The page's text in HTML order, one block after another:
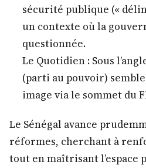
sécurité publique («
un contexte où la
questionnée.
Le Quotidien : Sous
(parti au pouvoir)
image via le sommet du
Le Sénégal avance
réformes, cherchant à
tout en maîtrisant l’espace